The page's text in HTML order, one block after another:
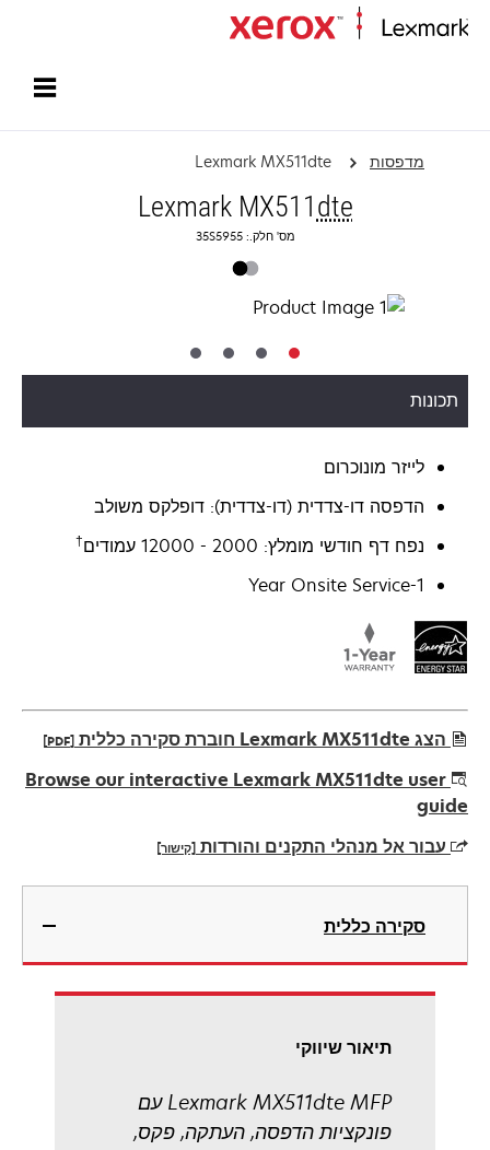
מדפסות Lexmark MX511dte
Lexmark MX511 dte
מס' חלק.: 35S5955
תכונות
לייזר מונוכרום
הדפסה דו-צדדית (דו-צדדית): דופלקס משולב
נפח דף חודשי מומלץ: 2000 - 12000 עמודים
†
1-Year Onsite Service
הצג Lexmark MX511dte חוברת סקירה כללית [PDF]
opens
in
new
tab
Browse our interactive Lexmark MX511dte user
guide
עבור אל מנהלי התקנים והורדות [קישור]
opens
new
סקירה כללית
תיאור שיווקי
Lexmark MX511dte MFP עם
פונקציות הדפסה, העתקה, פקס,